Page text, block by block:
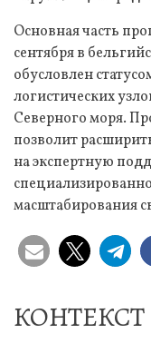
Основная часть
сентября в
обусловлен
логистических
Северного моря.
позволит
на экспертную
масштабирования